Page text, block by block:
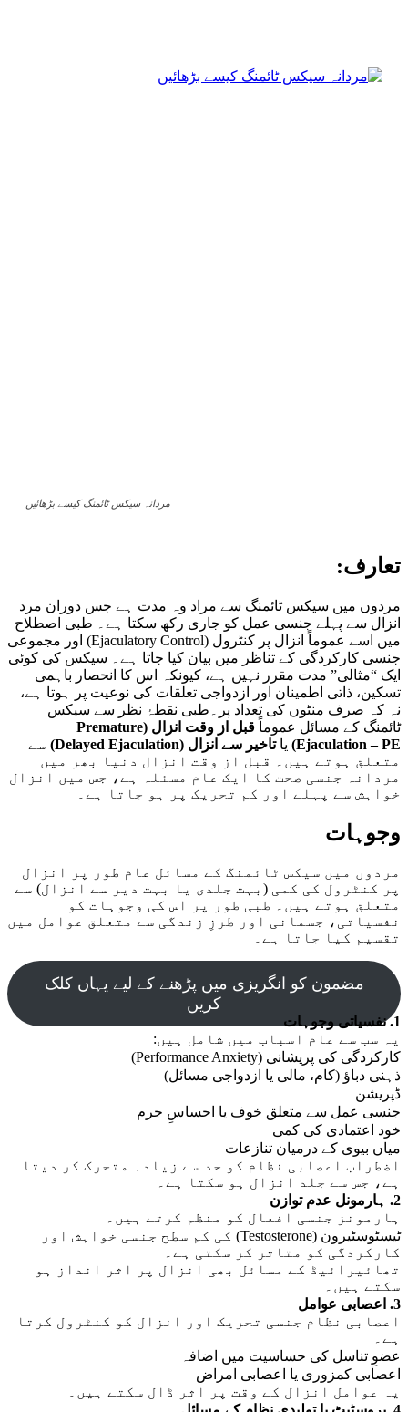
مردانہ سیکس ٹائمنگ کیسے بڑھائیں
تعارف:
مردوں میں سیکس ٹائمنگ سے مراد وہ مدت ہے جس دوران مرد
انزال سے پہلے جنسی عمل کو جاری رکھ سکتا ہے۔ طبی اصطلاح
میں اسے عموماً انزال پر کنٹرول (Ejaculatory Control) اور مجموعی
جنسی کارکردگی کے تناظر میں بیان کیا جاتا ہے۔ سیکس کی کوئی
ایک “مثالی” مدت مقرر نہیں ہے، کیونکہ اس کا انحصار باہمی
تسکین، ذاتی اطمینان اور ازدواجی تعلقات کی نوعیت پر ہوتا ہے،
نہ کہ صرف منٹوں کی تعداد پر۔طبی نقطۂ نظر سے سیکس
ٹائمنگ کے مسائل عموماً
قبل از وقت انزال (Premature
Ejaculation – PE) یاتاخیر سے انزال (Delayed Ejaculation)
سے
متعلق ہوتے ہیں۔ قبل از وقت انزال دنیا بھر میں
مردانہ جنسی صحت کا ایک عام مسئلہ ہے، جس میں انزال
خواہش سے پہلے اور کم تحریک پر ہو جاتا ہے۔
وجوہات
مردوں میں سیکس ٹائمنگ کے مسائل عام طور پر انزال
پر کنٹرول کی کمی (بہت جلدی یا بہت دیر سے انزال) سے
متعلق ہوتے ہیں۔ طبی طور پر اس کی وجوہات کو
نفسیاتی، جسمانی اور طرزِ زندگی سے متعلق عوامل میں
تقسیم کیا جاتا ہے۔
مضمون کو انگریزی میں پڑھنے کے لیے یہاں کلک
کریں
1. نفسیاتی وجوہات
یہ سب سے عام اسباب میں شامل ہیں:
کارکردگی کی پریشانی (Performance Anxiety)
ذہنی دباؤ (کام، مالی یا ازدواجی مسائل)
ڈپریشن
جنسی عمل سے متعلق خوف یا احساسِ جرم
خود اعتمادی کی کمی
میاں بیوی کے درمیان تنازعات
اضطراب اعصابی نظام کو حد سے زیادہ متحرک کر دیتا
ہے، جس سے جلد انزال ہو سکتا ہے۔
2. ہارمونل عدم توازن
ہارمونز جنسی افعال کو منظم کرتے ہیں۔
ٹیسٹوسٹیرون (Testosterone) کی کم سطح جنسی خواہش اور
کارکردگی کو متاثر کر سکتی ہے۔
تھائیرائیڈ کے مسائل بھی انزال پر اثر انداز ہو
سکتے ہیں۔
3. اعصابی عوامل
اعصابی نظام جنسی تحریک اور انزال کو کنٹرول کرتا
ہے۔
عضوِ تناسل کی حساسیت میں اضافہ
اعصابی کمزوری یا اعصابی امراض
یہ عوامل انزال کے وقت پر اثر ڈال سکتے ہیں۔